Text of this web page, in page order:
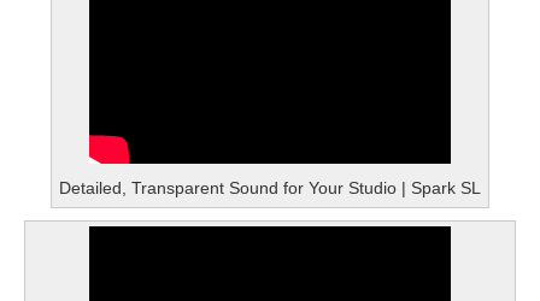
Detailed, Transparent Sound for Your Studio | Spark SL